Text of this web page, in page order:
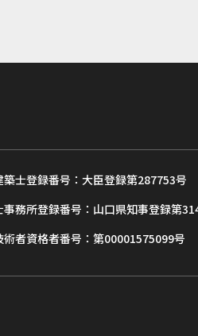
築士登録番号：大臣登録第287753号
事務所登録番号：山口県知事登録第
術者資格者番号：第00001575099号